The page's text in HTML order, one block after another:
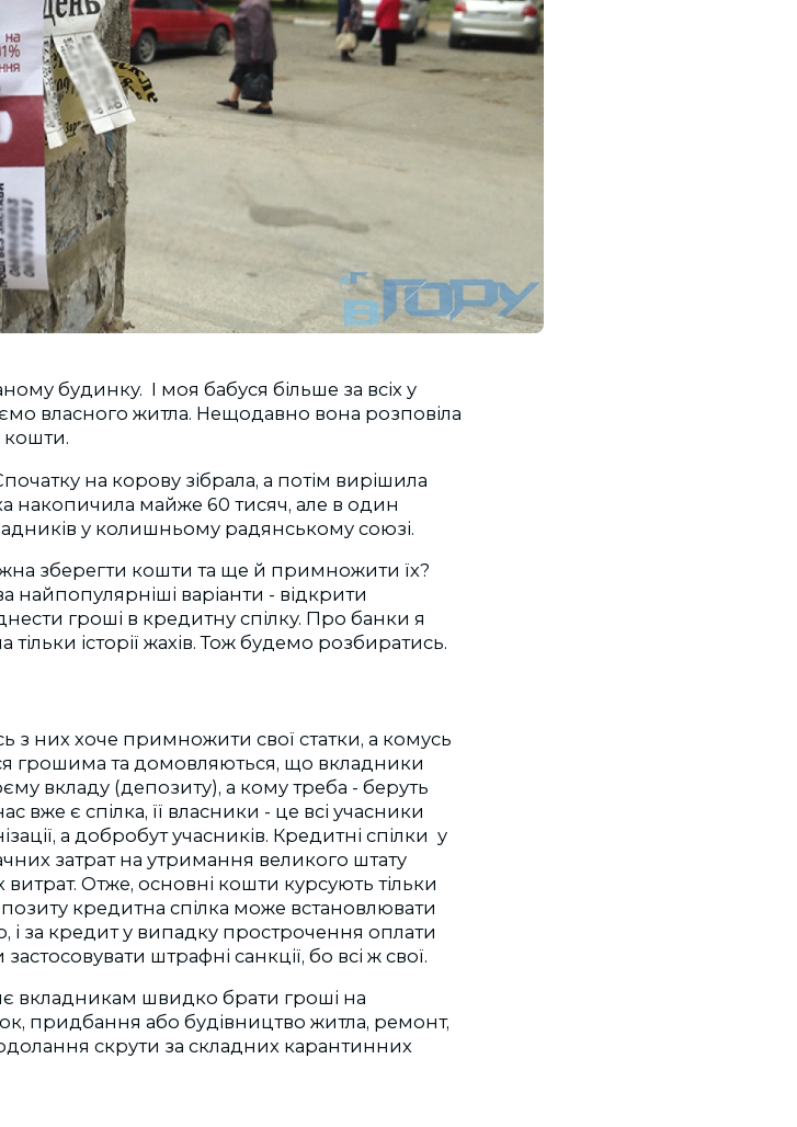
будинку. І моя бабуся більше за всіх у
власного житла. Нещодавно вона розповіла
кошти.
на корову зібрала, а потім вирішила
накопичила майже 60 тисяч, але в один
у колишньому радянському союзі.
зберегти кошти та ще й примножити їх?
варіанти - відкрити
гроші в кредитну спілку. Про банки я
історії жахів. Тож будемо розбиратись.
з них хоче примножити свої статки, а комусь
грошима та домовляються, що вкладники
вкладу (депозиту), а кому треба - беруть
вже є спілка, її власники - це всі учасники
а добробут учасників. Кредитні спілки у
затрат на утримання великого штату
витрат. Отже, основні кошти курсують тільки
кредитна спілка може встановлювати
і за кредит у випадку прострочення оплати
штрафні санкції, бо всі ж свої.
вкладникам швидко брати гроші на
придбання або будівництво житла, ремонт,
скрути за складних карантинних